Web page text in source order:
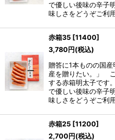
で優しい後味の辛子
味しさをどうぞご利
赤箱35 [11400]
3,780円(税込)
贈答に1本ものの国
産を贈りたい。」
する赤箱明太子です
で優しい後味の辛子
味しさをどうぞご利
赤箱25 [11200]
2,700円(税込)